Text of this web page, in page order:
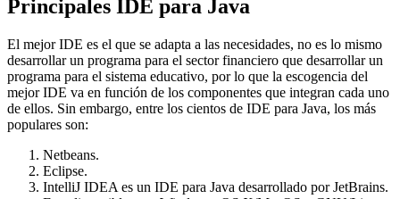
Principales IDE para Java
El mejor IDE es el que se adapta a las necesidades, no es lo mismo
desarrollar un programa para el sector financiero que desarrollar un
programa para el sistema educativo, por lo que la escogencia del
mejor IDE va en función de los componentes que integran cada uno
de ellos. Sin embargo, entre los cientos de IDE para Java, los más
populares son:
Netbeans.
Eclipse.
IntelliJ IDEA es un IDE para Java desarrollado por JetBrains.